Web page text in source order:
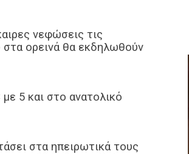
νεφώσεις τις
στα ορεινά θα εκδηλωθούν
5 και στο ανατολικό
στα ηπειρωτικά τους